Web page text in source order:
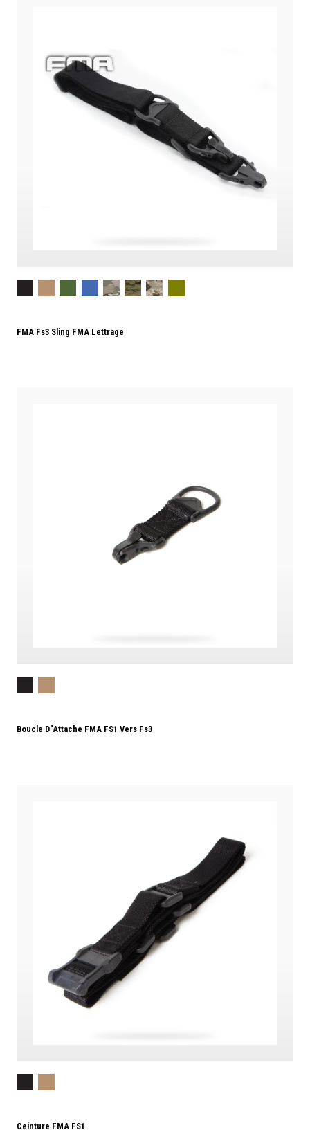
FMA Fs3 Sling FMA Lettrage
Boucle D"attache FMA FS1 Vers Fs3
Ceinture FMA FS1